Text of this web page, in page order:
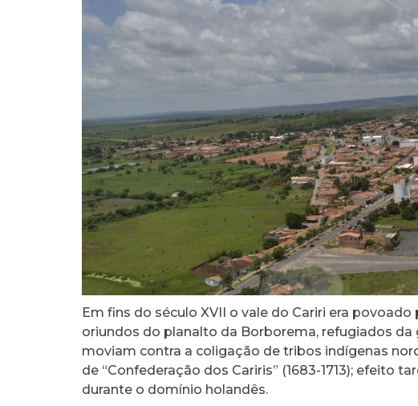
Em fins do século XVII o vale do Cariri era
oriundos do planalto da Borborema, refugiados
moviam contra a coligação de tribos indígenas
de “Confederação dos Cariris” (1683-1713); efeito
durante o domínio holandês.